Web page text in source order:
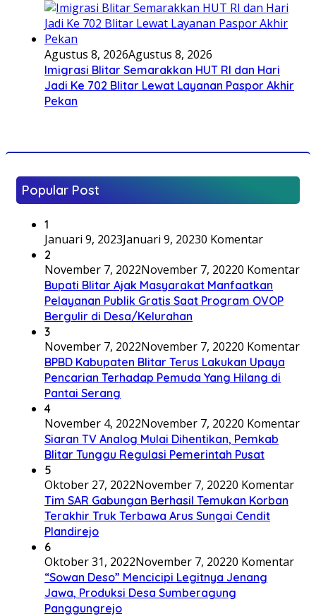
Agustus 8, 2026Agustus 8, 2026
Imigrasi Blitar Semarakkan HUT RI dan Hari
Jadi Ke 702 Blitar Lewat Layanan Paspor Akhir
Pekan
Popular Post
1
Januari 9, 2023Januari 9, 20230 Komentar
2
November 7, 2022November 7, 20220 Komentar
Bupati Blitar Ajak Masyarakat Manfaatkan
Pelayanan Publik Gratis Saat Program OVOP
Bergulir di Desa/Kelurahan
3
November 7, 2022November 7, 20220 Komentar
BPBD Kabupaten Blitar Terus Lakukan Upaya
Pencarian Terhadap Pemuda Yang Hilang di
Pantai Serang
4
November 4, 2022November 7, 20220 Komentar
Siaran TV Analog Mulai Dihentikan, Pemkab
Blitar Tunggu Regulasi Pemerintah Pusat
5
Oktober 27, 2022November 7, 20220 Komentar
Tim SAR Gabungan Berhasil Temukan Korban
Terakhir Truk Terbawa Arus Sungai Cendit
Plandirejo
6
Oktober 31, 2022November 7, 20220 Komentar
“Sowan Deso” Mencicipi Legitnya Jenang
Jawa, Produksi Desa Sumberagung
Panggungrejo